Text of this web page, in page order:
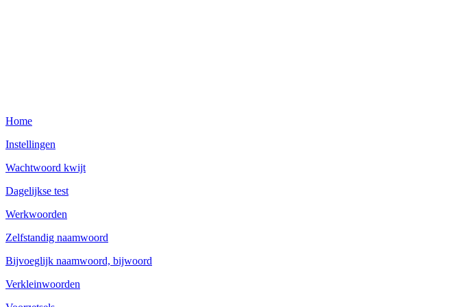
Home
Instellingen
Wachtwoord kwijt
Dagelijkse test
Werkwoorden
Zelfstandig naamwoord
Bijvoeglijk naamwoord, bijwoord
Verkleinwoorden